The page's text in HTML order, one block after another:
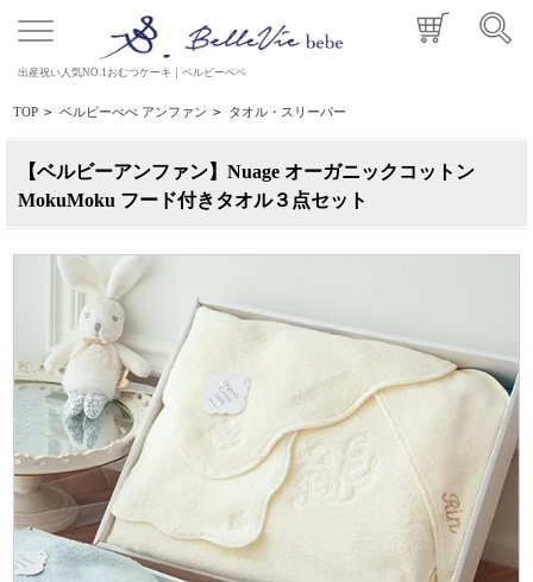
出産祝い人気NO.1おむつケーキ｜ベルビーベベ
TOP > ベルビーべべ アンファン > タオル・スリーパー
【ベルビーアンファン】Nuage オーガニックコットン
MokuMoku フード付きタオル３点セット